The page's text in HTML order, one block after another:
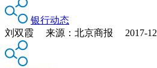
银行动态
刘双霞 来源：北京商报 2017-12-